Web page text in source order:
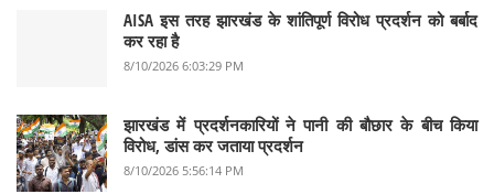
AISA इस तरह झारखंड के शांतिपूर्ण विरोध प्रदर्शन को बर्बाद
कर रहा है
8/10/2026 6:03:29 PM
झारखंड में प्रदर्शनकारियों ने पानी की बौछार के बीच किया
विरोध, डांस कर जताया प्रदर्शन
8/10/2026 5:56:14 PM